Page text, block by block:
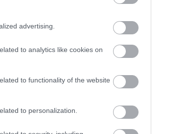
advertising.
to analytics like cookies on
to functionality of the website
to personalization.
τη δικαιοσύνη τα κελεύσματά της δεν
τις επιταγές του «δικαίου», με την
Μπορεί κάποιος από εμάς να θεωρεί τα
ειδεχθή» που έλεγαν και παλιότερα
να τον δει να σαπίζει στη φυλακή
ισχύει το ίδιο για το σωφρωνιστικό
την επιβολή της ποινής. Από εκεί και